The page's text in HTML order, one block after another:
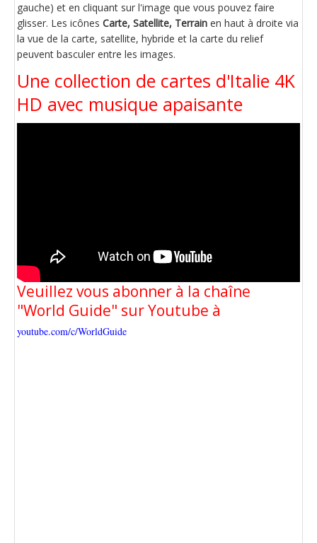
gauche) et en cliquant sur l'image que vous pouvez faire
glisser. Les icônes Carte, Satellite, Terrain en haut à droite via
la vue de la carte, satellite, hybride et la carte du relief
peuvent basculer entre les images.
Une collection de cartes d'Italie 4K
HD avec musique apaisante
Veuillez vous abonner à la chaîne
"World Guide" sur Youtube à
youtube.com/c/WorldGuide